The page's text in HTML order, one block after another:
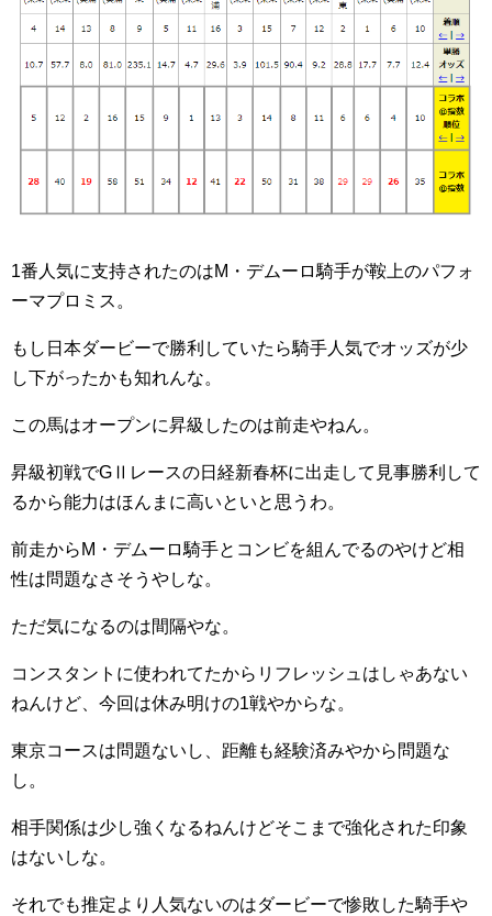
1番人気に支持されたのはM・デムーロ騎手が鞍上のパフォ
ーマプロミス。
もし日本ダービーで勝利していたら騎手人気でオッズが少
し下がったかも知れんな。
この馬はオープンに昇級したのは前走やねん。
昇級初戦でGⅡレースの日経新春杯に出走して見事勝利して
るから能力はほんまに高いといと思うわ。
前走からM・デムーロ騎手とコンビを組んでるのやけど相
性は問題なさそうやしな。
ただ気になるのは間隔やな。
コンスタントに使われてたからリフレッシュはしゃあない
ねんけど、今回は休み明けの1戦やからな。
東京コースは問題ないし、距離も経験済みやから問題な
し。
相手関係は少し強くなるねんけどそこまで強化された印象
はないしな。
それでも推定より人気ないのはダービーで惨敗した騎手や